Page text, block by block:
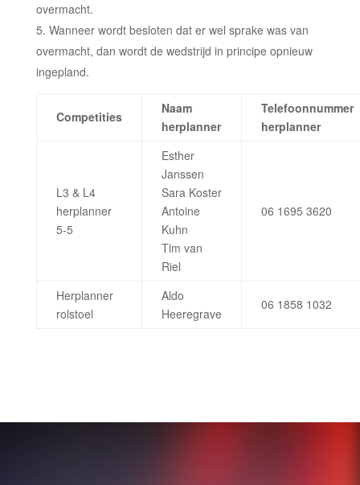
overmacht.
Wanneer wordt besloten dat er wel sprake was van
overmacht, dan wordt de wedstrijd in principe opnieuw
ingepland.
Competities
Naam
herplanner
Telefoonnummer
herplanner
L3 & L4
herplanner
5-5
Esther
Janssen
Sara Koster
Antoine
Kuhn
Tim van
Riel
06 1695 3620
Herplanner
rolstoel
Aldo
Heeregrave
06 1858 1032